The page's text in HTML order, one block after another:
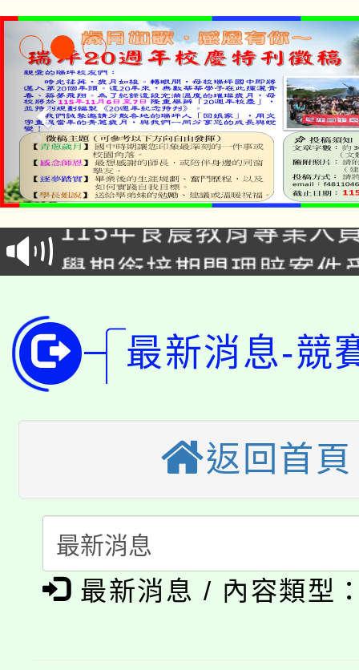
淨零綠生活教案入校路
會
程
學期銜接期間理賠案件
版
公告本校115學年度第
代理(課)教師甄選結果(
「2026金融保險知識
車」活動
桃園市115學年度學生
生本土語及新住民語歌
公告本校115學年度第
代理(課)教師甄選結果(
公告本校115學年度第
代理(課)教師甄選結果(
轉知中國文化大學推廣
《TA101》溝通分析基
淨零綠生活教案入校路
最新消息-競
返回首頁
最新消息 / 內容類型